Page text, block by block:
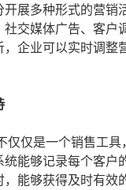
开展多种形式的营销
社交媒体广告、客户
企业可以实时调整
仅仅是一个销售工
统能够记录每个客户
，能够获得及时有效